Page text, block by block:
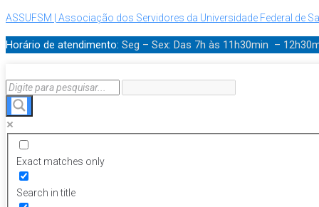
ASSUFSM | Associação dos Servidores da Universidade Federal de
Horário de atendimento: Seg – Sex: Das 7h às 11h30min –
Exact matches only
Search in title